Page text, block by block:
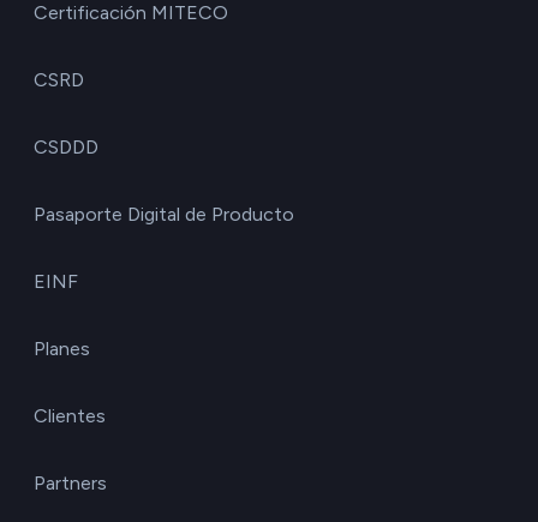
Certificación MITECO
CSRD
CSDDD
Pasaporte Digital de Producto
EINF
Planes
Clientes
Partners